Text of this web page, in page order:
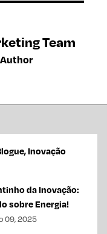
Team
Author
Inovação
da Inovação:
sobre Energia!
09, 2025